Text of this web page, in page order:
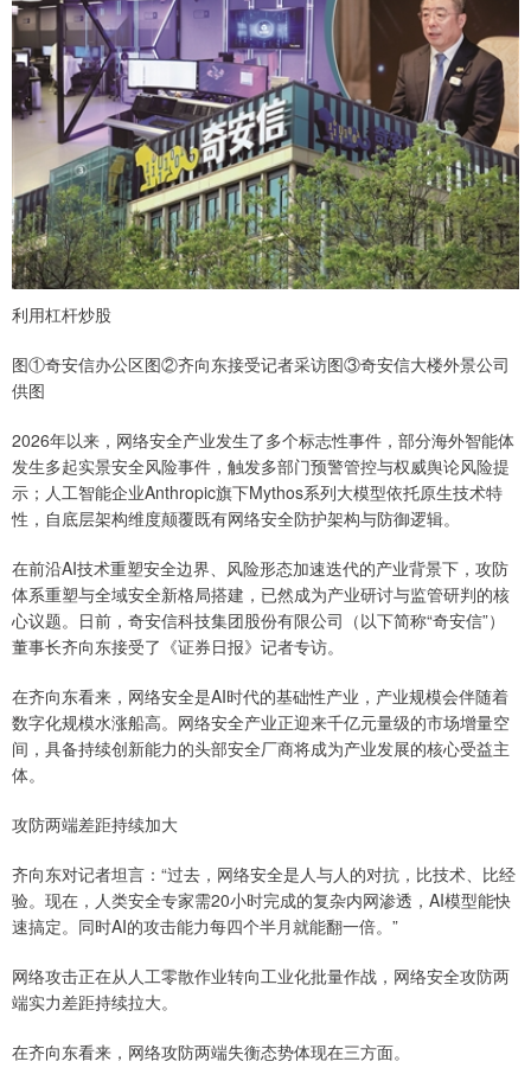
利用杠杆炒股
图①奇安信办公区图②齐向东接受记者采访图③奇安信大楼外景公司
供图
2026年以来，网络安全产业发生了多个标志性事件，部分海外智能体
发生多起实景安全风险事件，触发多部门预警管控与权威舆论风险提
示；人工智能企业Anthropic旗下Mythos系列大模型依托原生技术特
性，自底层架构维度颠覆既有网络安全防护架构与防御逻辑。
在前沿AI技术重塑安全边界、风险形态加速迭代的产业背景下，攻防
体系重塑与全域安全新格局搭建，已然成为产业研讨与监管研判的核
心议题。日前，奇安信科技集团股份有限公司（以下简称“奇安信”）
董事长齐向东接受了《证券日报》记者专访。
在齐向东看来，网络安全是AI时代的基础性产业，产业规模会伴随着
数字化规模水涨船高。网络安全产业正迎来千亿元量级的市场增量空
间，具备持续创新能力的头部安全厂商将成为产业发展的核心受益主
体。
攻防两端差距持续加大
齐向东对记者坦言：“过去，网络安全是人与人的对抗，比技术、比经
验。现在，人类安全专家需20小时完成的复杂内网渗透，AI模型能快
速搞定。同时AI的攻击能力每四个半月就能翻一倍。”
网络攻击正在从人工零散作业转向工业化批量作战，网络安全攻防两
端实力差距持续拉大。
在齐向东看来，网络攻防两端失衡态势体现在三方面。